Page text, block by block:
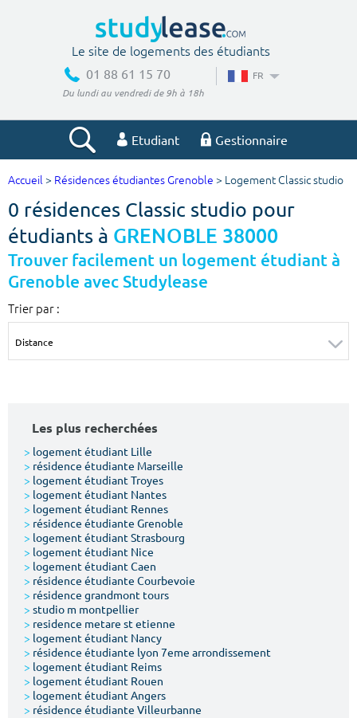
Le site de logements des étudiants
01 88 61 15 70
Du lundi au vendredi de 9h à 18h
FR
Etudiant Gestionnaire
Votre recherche
Ville, école
Type de location
Votre date d'entrée
Accueil > Résidences étudiantes Grenoble > Logement Classic studio
0 résidences Classic studio pour
étudiants à GRENOBLE 38000
Trouver facilement un logement étudiant à
Grenoble avec Studylease
Trier par :
Les plus recherchées
> logement étudiant Lille
> résidence étudiante Marseille
> logement étudiant Troyes
> logement étudiant Nantes
> logement étudiant Rennes
> résidence étudiante Grenoble
> logement étudiant Strasbourg
> logement étudiant Nice
> logement étudiant Caen
> résidence étudiante Courbevoie
> résidence grandmont tours
> studio m montpellier
> residence metare st etienne
> logement étudiant Nancy
> résidence étudiante lyon 7eme arrondissement
> logement étudiant Reims
> logement étudiant Rouen
> logement étudiant Angers
> résidence étudiante Villeurbanne